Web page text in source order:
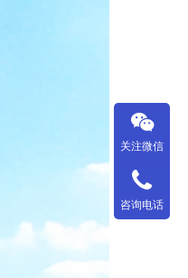
关注微信
咨询电话